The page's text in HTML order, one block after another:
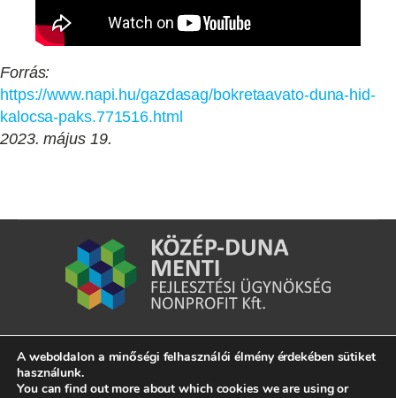
Forrás:
https://www.napi.hu/gazdasag/bokretaavato-duna-hid-
kalocsa-paks.771516.html
2023. május 19.
7020 Dunaföldvár, Kossuth Lajos u. 2.
A weboldalon a minőségi felhasználói élmény érdekében sütiket
használunk.
You can find out more about which cookies we are using or